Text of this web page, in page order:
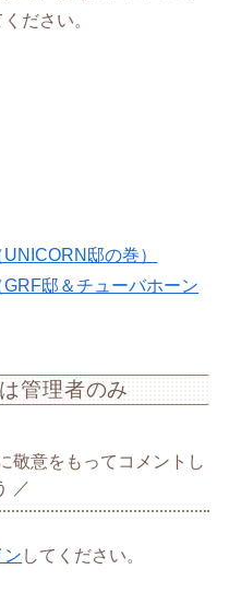
ださい。
邸の巻）
邸＆チューバホーン
管理者のみ
敬意をもってコメントし
ン してください。